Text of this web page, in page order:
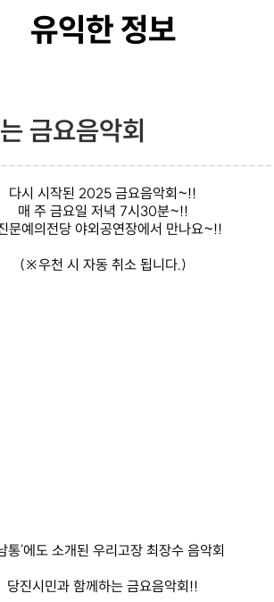
유익한 정보
금요음악회
다시 시작된 2025 금요음악회~!!
매 주 금요일 저녁 7시30분~!!
문예의전당 야외공연장에서 만나요~!!
(※우천 시 자동 취소 됩니다.)
통'에도 소개된 우리고장 최장수 음악회
당진시민과 함께하는 금요음악회!!